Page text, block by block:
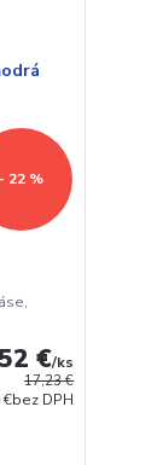
- 22 %
17,23 €
€/ks
€bez DPH